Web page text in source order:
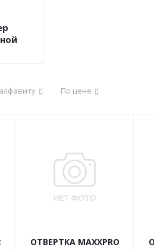
По цене
ОТВЕРТКА MAXXPRO